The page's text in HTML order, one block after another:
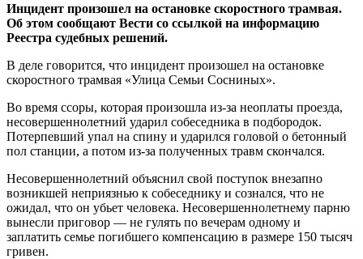
Инцидент произошел на остановке скоростного трамвая.
Об этом сообщают Вести со ссылкой на информацию
Реестра судебных решений.
В деле говорится, что инцидент произошел на остановке
скоростного трамвая «Улица Семьи Сосниных».
Во время ссоры, которая произошла из-за неоплаты проезда,
несовершеннолетний ударил собеседника в подбородок.
Потерпевший упал на спину и ударился головой о бетонный
пол станции, а потом из-за полученных травм скончался.
Несовершеннолетний объяснил свой поступок внезапно
возникшей неприязнью к собеседнику и сознался, что не
ожидал, что он убьет человека. Несовершеннолетнему парню
вынесли приговор — не гулять по вечерам одному и
заплатить семье погибшего компенсацию в размере 150 тысяч
гривен.